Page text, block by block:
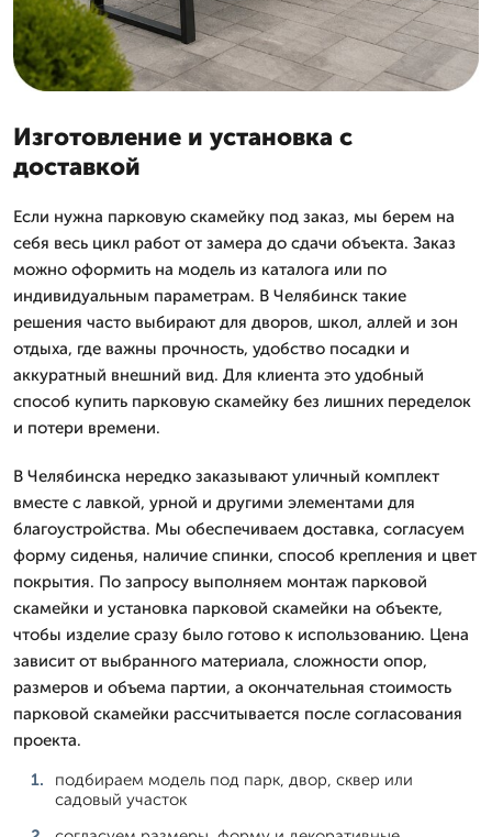
Изготовление и установка с
доставкой
Если нужна парковую скамейку под заказ, мы берем на
себя весь цикл работ от замера до сдачи объекта. Заказ
можно оформить на модель из каталога или по
индивидуальным параметрам. В Челябинск такие
решения часто выбирают для дворов, школ, аллей и зон
отдыха, где важны прочность, удобство посадки и
аккуратный внешний вид. Для клиента это удобный
способ купить парковую скамейку без лишних переделок
и потери времени.
В Челябинска нередко заказывают уличный комплект
вместе с лавкой, урной и другими элементами для
благоустройства. Мы обеспечиваем доставка, согласуем
форму сиденья, наличие спинки, способ крепления и цвет
покрытия. По запросу выполняем монтаж парковой
скамейки и установка парковой скамейки на объекте,
чтобы изделие сразу было готово к использованию. Цена
зависит от выбранного материала, сложности опор,
размеров и объема партии, а окончательная стоимость
парковой скамейки рассчитывается после согласования
проекта.
подбираем модель под парк, двор, сквер или
садовый участок